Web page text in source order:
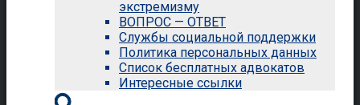
экстремизму
ВОПРОС — ОТВЕТ
Службы социальной поддержки
Политика персональных данных
Список бесплатных адвокатов
Интересные ссылки